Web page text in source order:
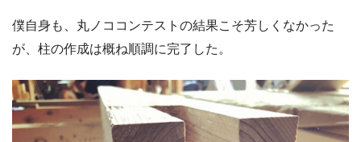
僕自身も、丸ノココンテストの結果こそ芳しくなかった
が、柱の作成は概ね順調に完了した。